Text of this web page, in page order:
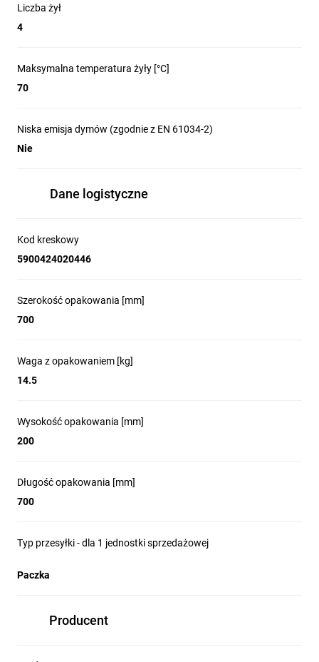
Liczba żył
4
Maksymalna temperatura żyły [°C]
70
Niska emisja dymów (zgodnie z EN 61034-2)
Nie
Dane logistyczne
Kod kreskowy
5900424020446
Szerokość opakowania [mm]
700
Waga z opakowaniem [kg]
14.5
Wysokość opakowania [mm]
200
Długość opakowania [mm]
700
Typ przesyłki - dla 1 jednostki sprzedażowej
Paczka
Producent